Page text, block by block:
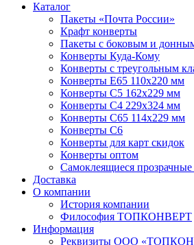
Каталог
Пакеты «Почта России»
Крафт конверты
Пакеты с боковым и
Конверты Куда-Кому
Конверты с треугольным
Конверты Е65 110х220 мм
Конверты С5 162х229 мм
Конверты С4 229х324 мм
Конверты С65 114х229 мм
Конверты С6
Конверты для карт скидок
Конверты оптом
Самоклеящиеся
Доставка
О компании
История компании
Философия ТОПКОНВЕРТ
Информация
Реквизиты ООО